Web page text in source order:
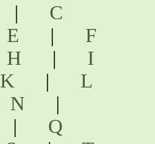
| C
E | F
H | I
K | L
N
|
| Q